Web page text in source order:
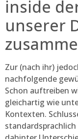
inside
unserer
Zur (nach ihr)
nachfolgende
Schon auftreiben
gleichartig wie
Kontexten.